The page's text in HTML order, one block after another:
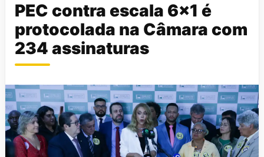
PEC contra escala 6×1 é
protocolada na Câmara com
234 assinaturas